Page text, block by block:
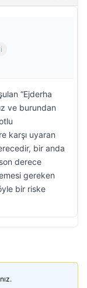
“Ejderha
ve burundan
karşı uyaran
bir anda
derece
gereken
bir riske